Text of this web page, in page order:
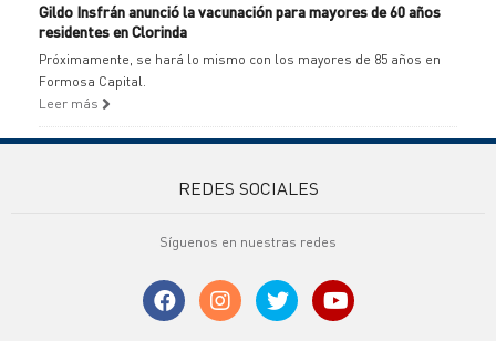
Gildo Insfrán anunció la vacunación para mayores de 60 años
residentes en Clorinda
Próximamente, se hará lo mismo con los mayores de 85 años en
Formosa Capital.
Leer más
REDES SOCIALES
Síguenos en nuestras redes